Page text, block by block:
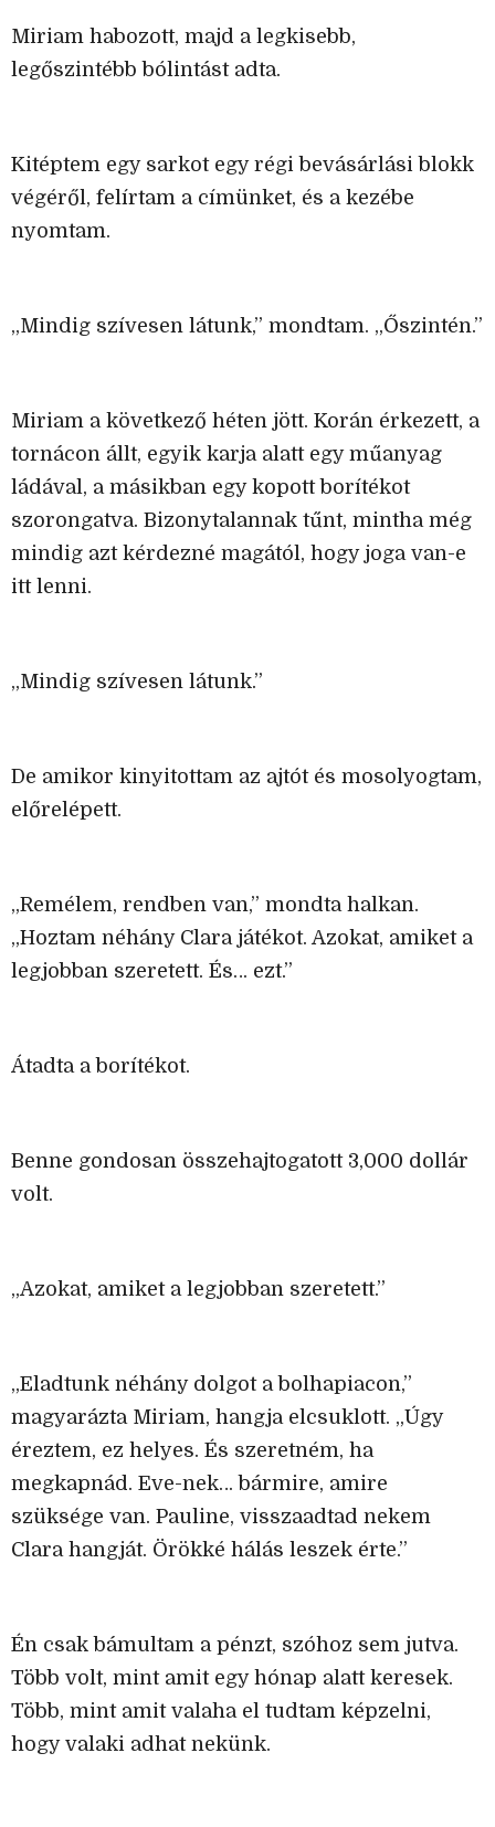
Miriam habozott, majd a legkisebb,
legőszintébb bólintást adta.
Kitéptem egy sarkot egy régi bevásárlási blokk
végéről, felírtam a címünket, és a kezébe
nyomtam.
„Mindig szívesen látunk,” mondtam. „Őszintén.”
Miriam a következő héten jött. Korán érkezett, a
tornácon állt, egyik karja alatt egy műanyag
ládával, a másikban egy kopott borítékot
szorongatva. Bizonytalannak tűnt, mintha még
mindig azt kérdezné magától, hogy joga van-e
itt lenni.
„Mindig szívesen látunk.”
De amikor kinyitottam az ajtót és mosolyogtam,
előrelépett.
„Remélem, rendben van,” mondta halkan.
„Hoztam néhány Clara játékot. Azokat, amiket a
legjobban szeretett. És… ezt.”
Átadta a borítékot.
Benne gondosan összehajtogatott 3,000 dollár
volt.
„Azokat, amiket a legjobban szeretett.”
„Eladtunk néhány dolgot a bolhapiacon,”
magyarázta Miriam, hangja elcsuklott. „Úgy
éreztem, ez helyes. És szeretném, ha
megkapnád. Eve-nek… bármire, amire
szüksége van. Pauline, visszaadtad nekem
Clara hangját. Örökké hálás leszek érte.”
Én csak bámultam a pénzt, szóhoz sem jutva.
Több volt, mint amit egy hónap alatt keresek.
Több, mint amit valaha el tudtam képzelni,
hogy valaki adhat nekünk.